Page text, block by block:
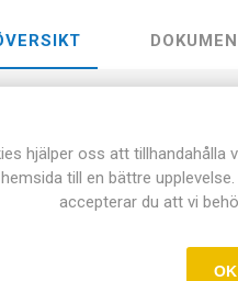
Med
utföra experimenten
och kablar köps
hjälper oss att tillhandahålla
till en bättre
accepterar du att vi
OK